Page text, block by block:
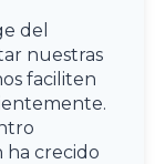
del
nuestras
faciliten
ha crecido